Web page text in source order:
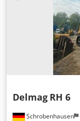
Schrobenhausen
Delmag RH 6